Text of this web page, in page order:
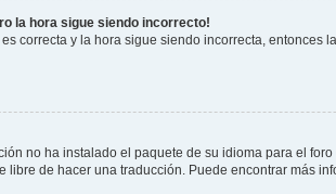
la hora sigue siendo incorrecto!
correcta y la hora sigue siendo incorrecta,
no ha instalado el paquete de su idioma para el
libre de hacer una traducción. Puede encontrar más